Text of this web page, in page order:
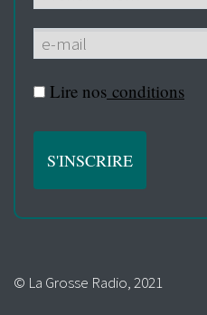
Lire nos conditions
© La Grosse Radio, 2021